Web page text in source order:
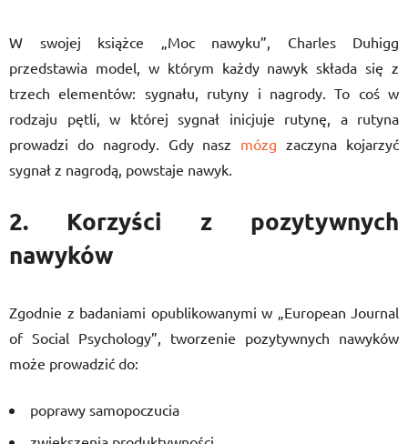
W swojej książce „Moc nawyku”, Charles Duhigg
przedstawia model, w którym każdy nawyk składa się z
trzech elementów: sygnału, rutyny i nagrody. To coś w
rodzaju pętli, w której sygnał inicjuje rutynę, a rutyna
prowadzi do nagrody. Gdy nasz mózg zaczyna kojarzyć
sygnał z nagrodą, powstaje nawyk.
2. Korzyści z pozytywnych
nawyków
Zgodnie z badaniami opublikowanymi w „European Journal
of Social Psychology”, tworzenie pozytywnych nawyków
może prowadzić do:
poprawy samopoczucia